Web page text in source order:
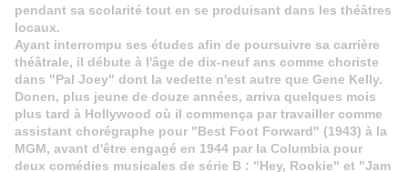
pendant sa scolarité tout en se produisant dans les théâtres
locaux.
Ayant interrompu ses études afin de poursuivre sa carrière
théâtrale, il débute à l'âge de dix-neuf ans comme choriste
dans "Pal Joey" dont la vedette n'est autre que Gene Kelly.
Donen, plus jeune de douze années, arriva quelques mois
plus tard à Hollywood où il commença par travailler comme
assistant chorégraphe pour "Best Foot Forward" (1943) à la
MGM, avant d'être engagé en 1944 par la Columbia pour
deux comédies musicales de série B : "Hey, Rookie" et "Jam